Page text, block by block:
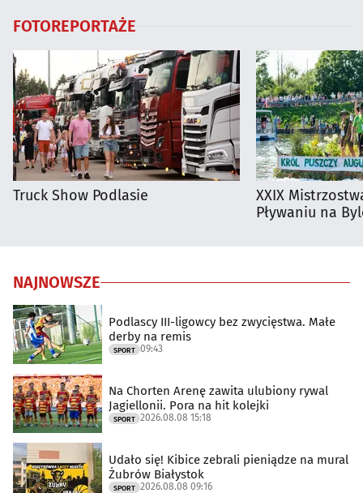
FOTOREPORTAŻE
Truck Show Podlasie
XXIX
Pływaniu na
NAJNOWSZE
Podlascy III-ligowcy bez zwycięstwa. Małe
derby na remis
SPORT 09:43
Na Chorten Arenę zawita ulubiony rywal
Jagiellonii. Pora na hit kolejki
SPORT 2026.08.08 15:18
Udało się! Kibice zebrali pieniądze na mural
Żubrów Białystok
SPORT 2026.08.08 09:16